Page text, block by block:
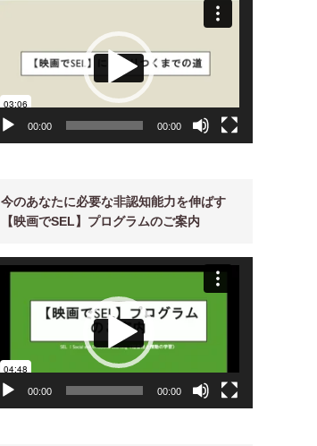
00:00 00:00
今のあなたに必要な非認知能力を伸ばす
【映画でSEL】プログラムのご案内
00:00 00:00